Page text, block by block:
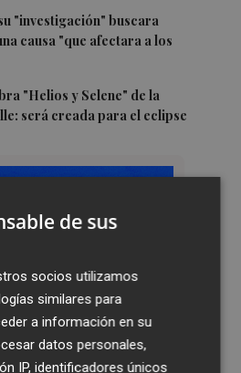
"investigación" buscara
causa "que afectara a los
"Helios y Selene" de la
será creada para el eclipse
de sus
socios utilizamos
similares para
a información en su
datos personales,
IP, identificadores únicos